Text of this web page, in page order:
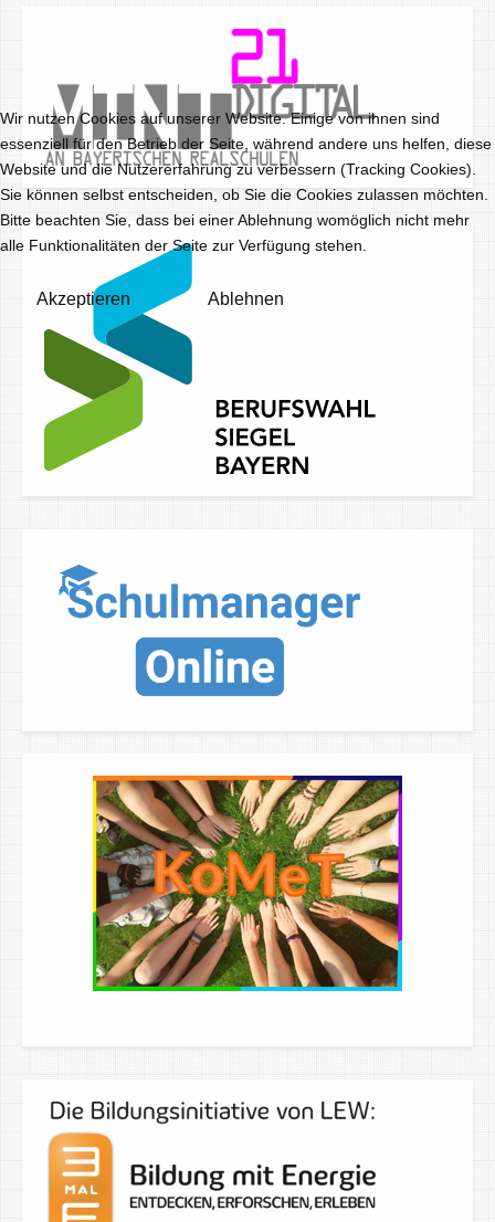
Wir nutzen Cookies auf unserer Website. Einige von ihnen sind
essenziell für den Betrieb der Seite, während andere uns helfen, diese
Website und die Nutzererfahrung zu verbessern (Tracking Cookies).
Sie können selbst entscheiden, ob Sie die Cookies zulassen möchten.
Bitte beachten Sie, dass bei einer Ablehnung womöglich nicht mehr
alle Funktionalitäten der Seite zur Verfügung stehen.
Akzeptieren Ablehnen